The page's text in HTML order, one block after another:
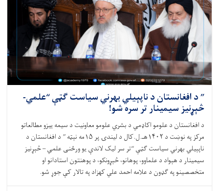
” د افغانستان د ناپېیلي بهرني سیاست ګټې “علمي-
څېړنیز سیمینار تر سره شو!
د افغانستان د علومو اکاډمي د بشري علومو معاونیت د سیمه ییزو مطالعاتو
مرکز په نوښت د ۱۴۰۲هـ.ل.کال د لیندۍ پر ۱۵مه نېټه ” د افغانستان د
ناپېیلي بهرني سیاست ګټې “تر سر لیک لاندې یو ورځنی علمي – څېړنیز
سیمینار د هېواد د علماوو، پوهانو، څېړونکو، د پوهنتون استادانو او
متخصصینو په ګډون د علامه احمد علي کهزاد په تالار کې جوړ شو.